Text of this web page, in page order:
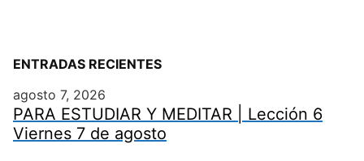
ENTRADAS RECIENTES
agosto 7, 2026
PARA ESTUDIAR Y MEDITAR | Lección 6
Viernes 7 de agosto